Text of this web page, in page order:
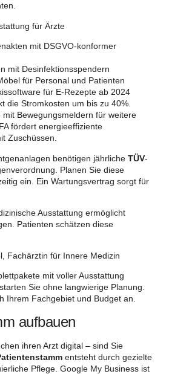
mit DSGVO-konformer
mit Desinfektionsspendern
für Personal und Patienten
für E-Rezepte ab 2024
die Stromkosten um bis zu 40%.
mit Bewegungsmeldern für weitere
fördert energieeffiziente
Zuschüssen.
benötigen jährliche TÜV-
Planen Sie diese
ein. Ein Wartungsvertrag sorgt für
Ausstattung ermöglicht
Patienten schätzen diese
Fachärztin für Innere Medizin
mit voller Ausstattung
Sie ohne langwierige Planung.
Ihrem Fachgebiet und Budget an.
aufbauen
ihren Arzt digital – sind Sie
entsteht durch gezielte
Pflege. Google My Business ist